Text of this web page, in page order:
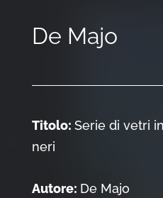
De Majo
Titolo: Serie di vetri
neri
Autore: De Majo